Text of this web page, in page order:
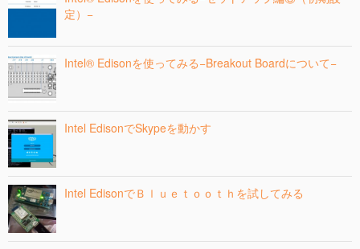
定）−
Intel® Edisonを使ってみる−Breakout Boardについて−
Intel EdisonでSkypeを動かす
Intel EdisonでＢｌｕｅｔｏｏｔｈを試してみる